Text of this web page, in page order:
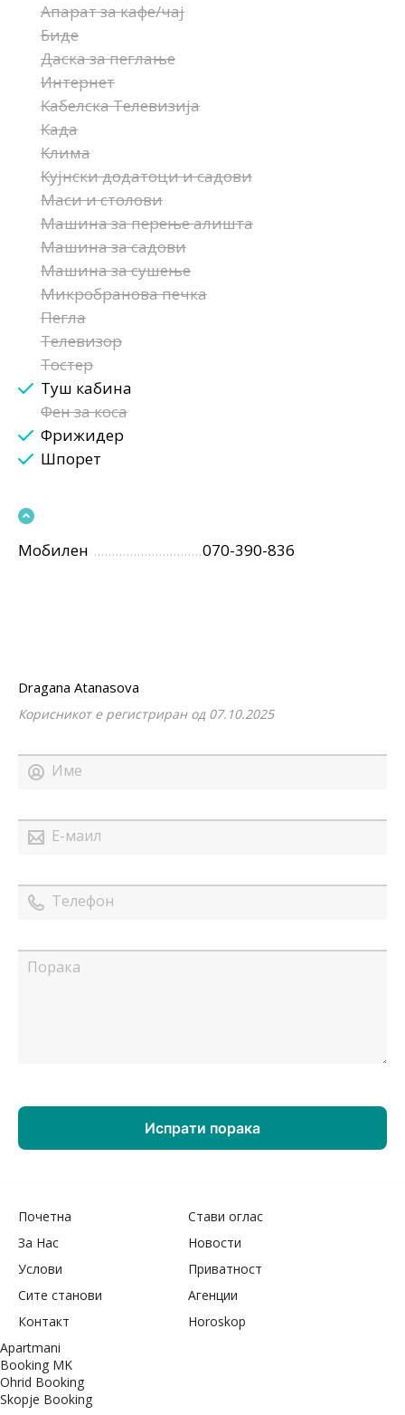
Апарат за кафе/чај
Биде
Даска за пеглање
Интернет
Кабелска Телевизија
Када
Клима
Кујнски додатоци и садови
Маси и столови
Машина за перење алишта
Машина за садови
Машина за сушење
Микробранова печка
Пегла
Телевизор
Тостер
Туш кабина
Фен за коса
Фрижидер
Шпорет
Мобилен 070-390-836
Dragana Atanasova
Корисникот е регистриран од 07.10.2025
Почетна
Стави оглас
За Нас
Новости
Услови
Приватност
Сите станови
Агенции
Контакт
Horoskop
Apartmani
Booking MK
Ohrid Booking
Skopje Booking